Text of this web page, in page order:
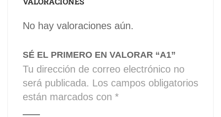
No hay valoraciones aún.
SÉ EL PRIMERO EN VALORAR “A1”
Tu dirección de correo electrónico no
será publicada. Los campos obligatorios
están marcados con *